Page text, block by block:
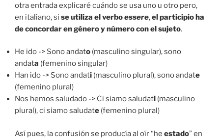
otra entrada explicaré cuándo se usa uno u otro pero,
en italiano, si se utiliza el verboessere,el participio ha
de concordar en género y número con el sujeto.
He ido -> Sono andato (masculino singular), sono
andata (femenino singular)
Han ido -> Sono andati (masculino plural), sono andate
(femenino plural)
Nos hemos saludado -> Ci siamo saludati (masculino
plural), ci siamo saludate (femenino plural)
Así pues, la confusión se producía al oír “he estado” en